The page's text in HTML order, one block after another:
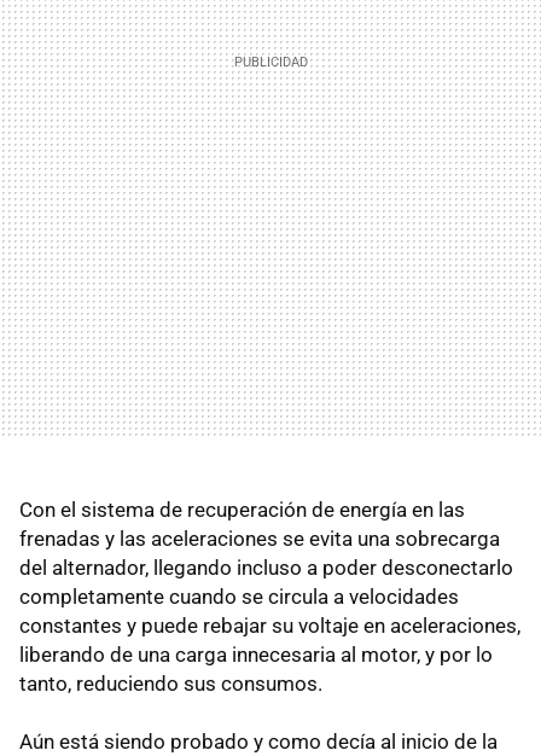
Con el sistema de recuperación de energía en las
frenadas y las aceleraciones se evita una sobrecarga
del alternador, llegando incluso a poder desconectarlo
completamente cuando se circula a velocidades
constantes y puede rebajar su voltaje en aceleraciones,
liberando de una carga innecesaria al motor, y por lo
tanto, reduciendo sus consumos.
Aún está siendo probado y como decía al inicio de la